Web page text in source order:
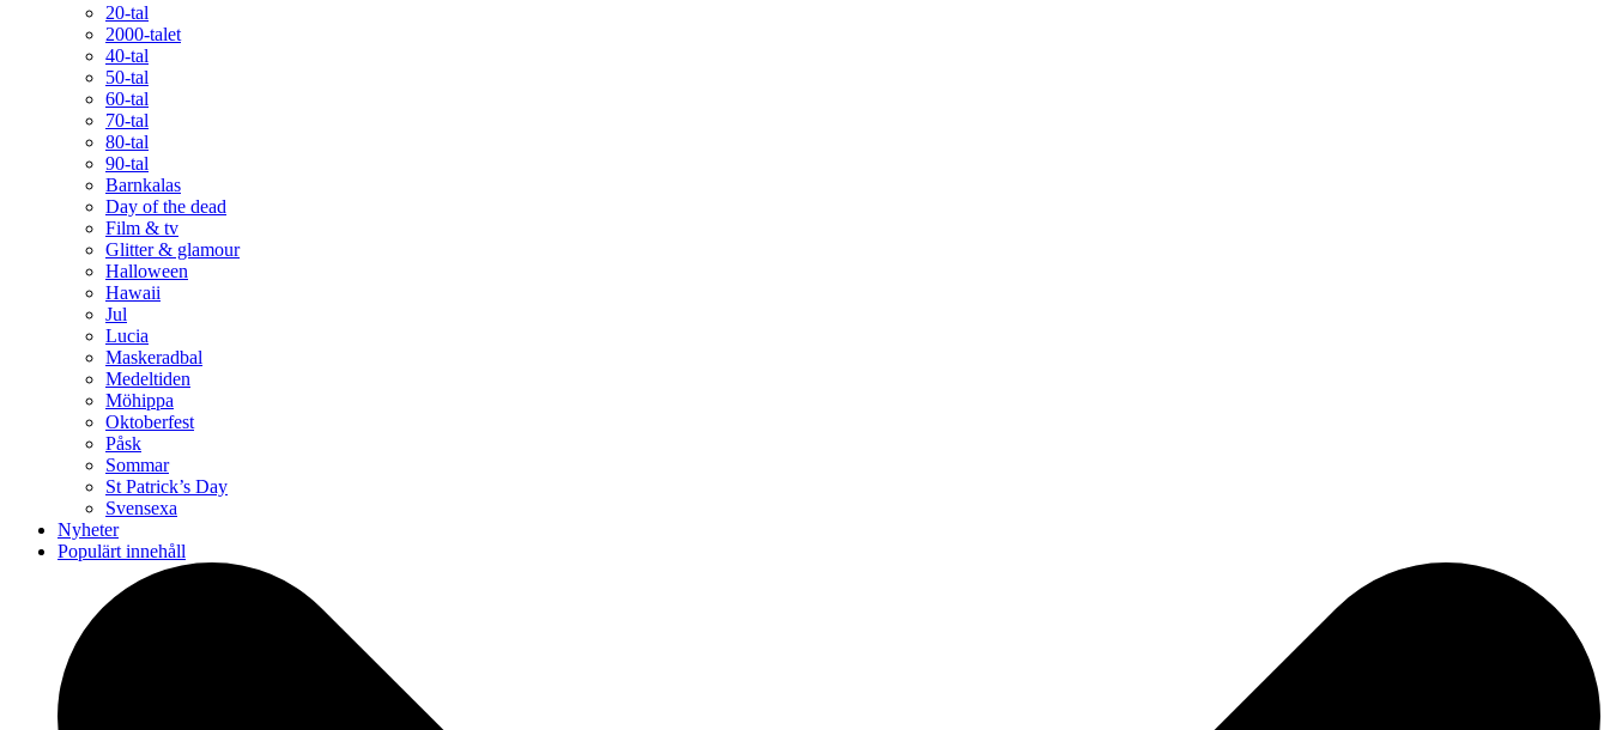
20-tal
2000-talet
40-tal
50-tal
60-tal
70-tal
80-tal
90-tal
Barnkalas
Day of the dead
Film & tv
Glitter & glamour
Halloween
Hawaii
Jul
Lucia
Maskeradbal
Medeltiden
Möhippa
Oktoberfest
Påsk
Sommar
St Patrick’s Day
Svensexa
Nyheter
Populärt innehåll